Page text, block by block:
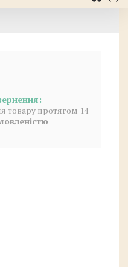
товару протягом 14